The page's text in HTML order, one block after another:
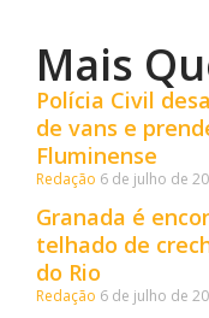
Mais
Polícia Civil
de vans e
Fluminense
Redação 6 de julho de
Granada é
telhado de
do Rio
Redação 6 de julho de